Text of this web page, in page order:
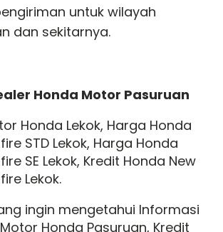
untuk wilayah
dan sekitarnya.
Honda Motor Pasuruan
Honda Lekok, Harga Honda
STD Lekok, Harga Honda
SE Lekok, Kredit Honda New
Lekok.
ingin mengetahui Informasi
Honda Pasuruan, Kredit